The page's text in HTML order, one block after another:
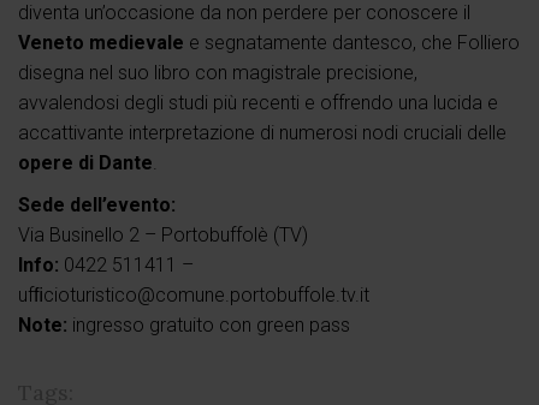
diventa un’occasione da non perdere per conoscere il
Veneto medievale e segnatamente dantesco, che Folliero
disegna nel suo libro con magistrale precisione,
avvalendosi degli studi più recenti e offrendo una lucida e
accattivante interpretazione di numerosi nodi cruciali delle
opere di Dante.
Sede dell’evento:
Via Businello 2 – Portobuffolè (TV)
Info: 0422 511411 –
ufﬁcioturistico@comune.portobuffole.tv.it
Note: ingresso gratuito con green pass